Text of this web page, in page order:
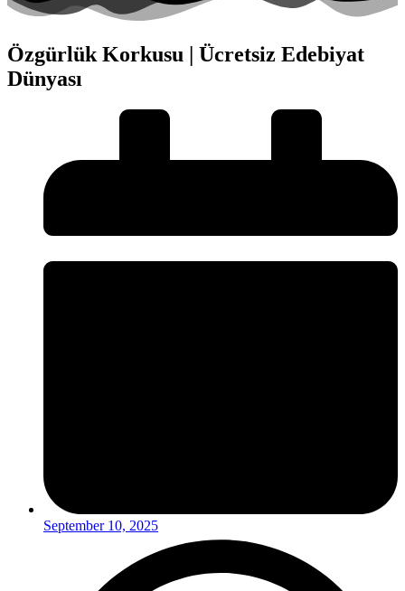
Özgürlük Korkusu | Ücretsiz Edebiyat
Dünyası
September 10, 2025